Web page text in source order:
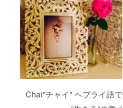
Chai"チャイ" ヘブライ語で